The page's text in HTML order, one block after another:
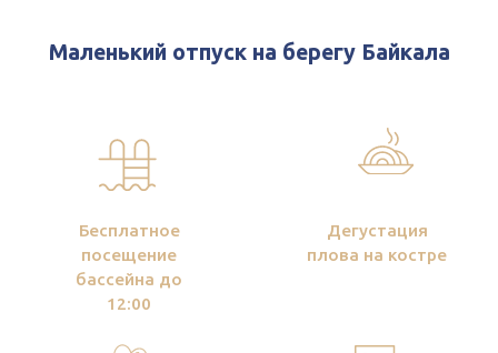
Семейная анимация
каждый день
Беспланые
мангальные
бассейна до
12:00